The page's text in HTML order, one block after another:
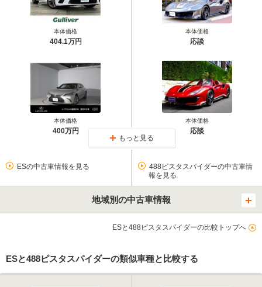
本体価格
404.1万円
本体価格
400万円
本体価格
応談
本体価格
応談
もっと見る
ESの中古車情報を見る
488ピスタスパイダーの中古車情
報を見る
地域別の中古車情報
ESと488ピスタスパイダーの比較トップへ
ESと488ピスタスパイダーの類似車種と比較する